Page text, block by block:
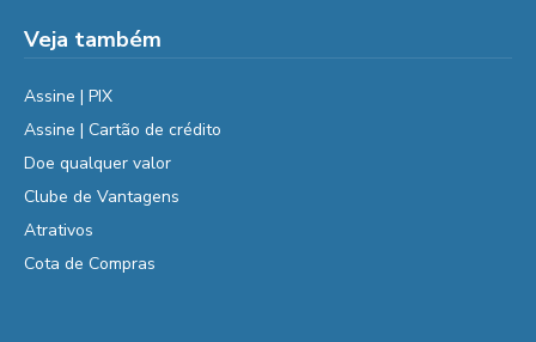
Veja também
Assine | PIX
Assine | Cartão de crédito
Doe qualquer valor
Clube de Vantagens
Atrativos
Cota de Compras